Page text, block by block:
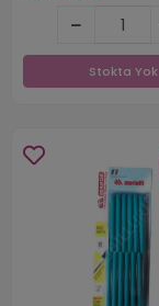
Stokta Yok